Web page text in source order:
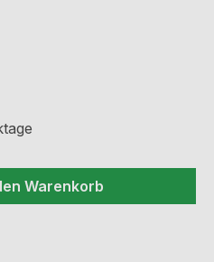
Wert
Warenkorb